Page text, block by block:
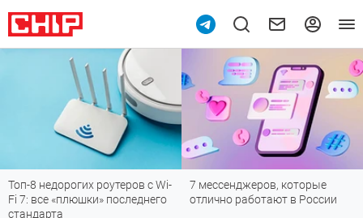
Топ-8 недорогих роутеров с Wi-
Fi 7: все «плюшки» последнего
стандарта
7 мессенджеров, которые
отлично работают в России